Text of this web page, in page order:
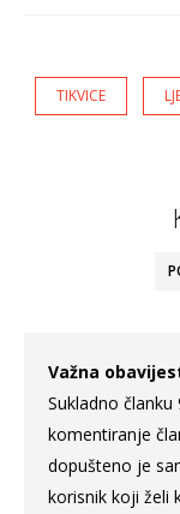
TIKVICE
Važna
Sukladno
komentiranje
dopušteno je
korisnik koji želi